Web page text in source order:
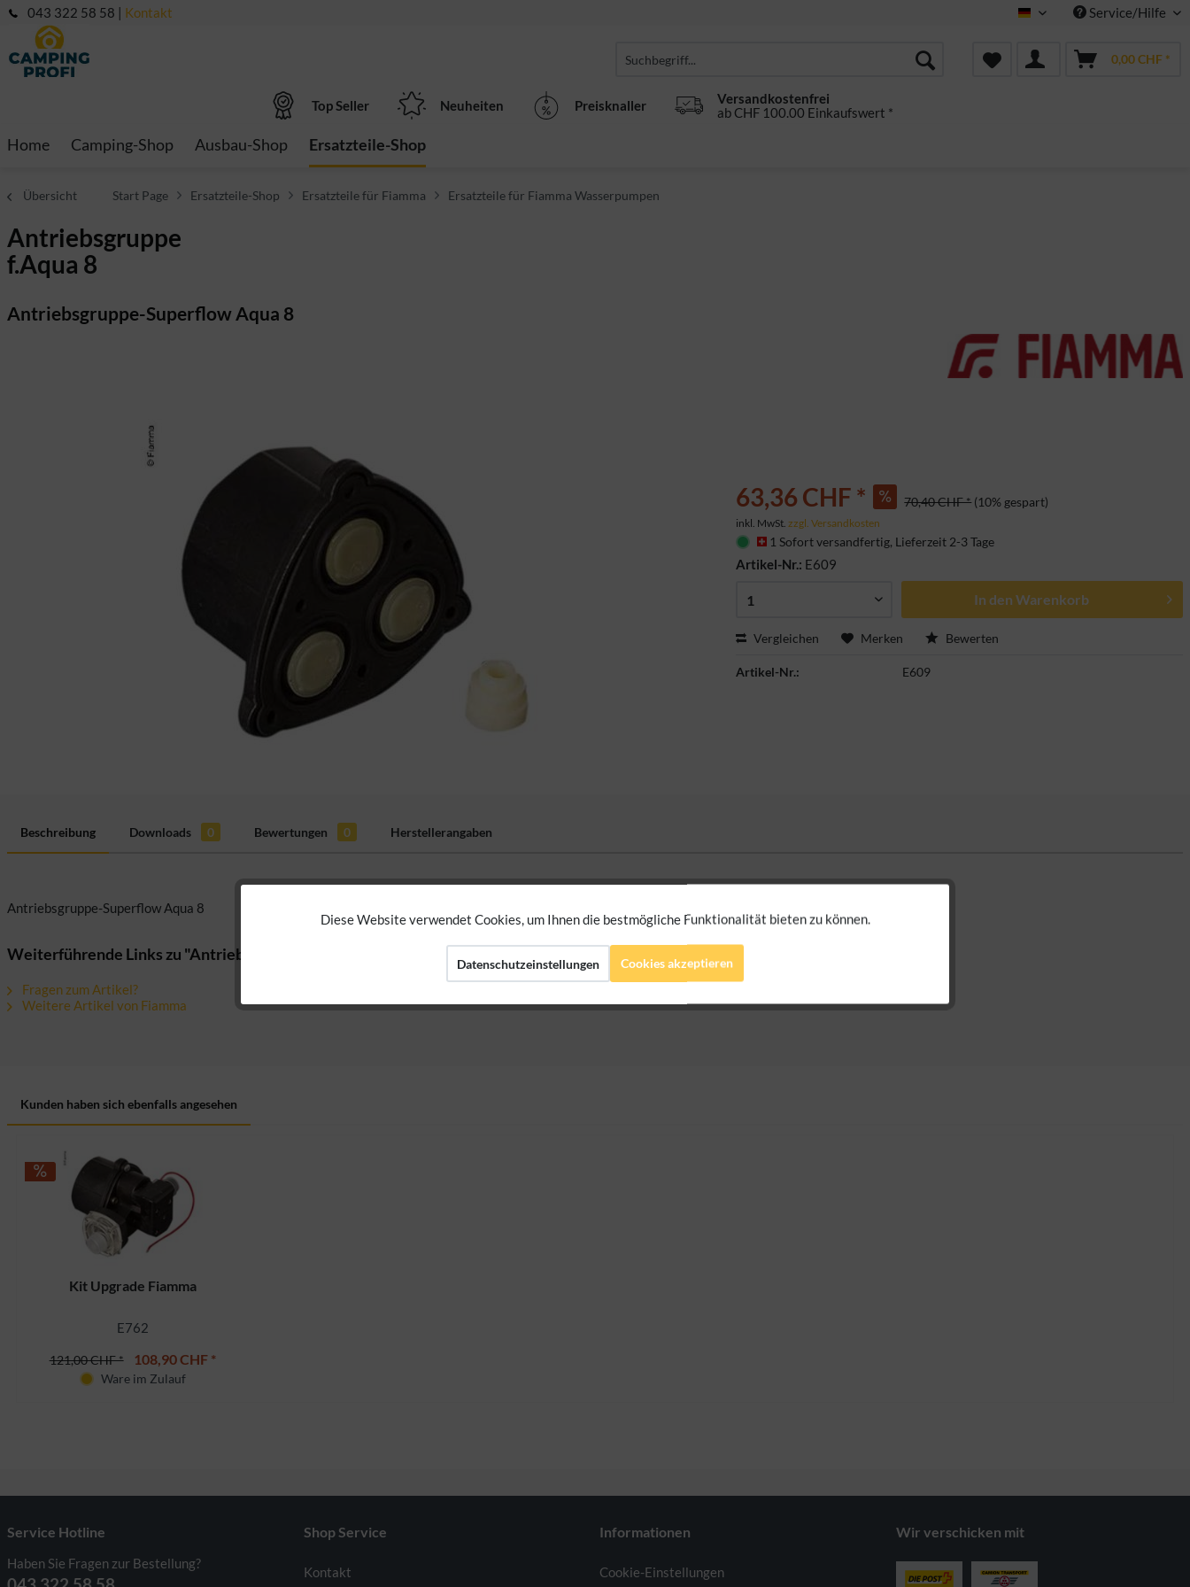
043 322 58 58 | Kontakt Deutsch Service/Hilfe
0,00 CHF *
Top Seller Neuheiten Preisknaller
Versandkostenfrei
ab CHF 100.00 Einkaufswert *
Home Camping-Shop Ausbau-Shop Ersatzteile-Shop
Übersicht Start Page Ersatzteile-Shop Ersatzteile für Fiamma Ersatzteile für Fiamma Wasserpumpen
Antriebsgruppe
f.Aqua 8
Antriebsgruppe-Superflow Aqua 8
63,36 CHF * 70,40 CHF * (10% gespart)
inkl. MwSt.zzgl. Versandkosten
1 Sofort versandfertig, Lieferzeit 2-3 Tage
Artikel-Nr.: E609
In den Warenkorb
Vergleichen Merken Bewerten
Artikel-Nr.: E609
Beschreibung Downloads 0 Bewertungen 0 Herstellerangaben
Antriebsgruppe-Superflow Aqua 8
Weiterführende Links zu "Antriebsgruppe f.Aqua 8"
Fragen zum Artikel?
Weitere Artikel von Fiamma
Kunden haben sich ebenfalls angesehen
Kit Upgrade Fiamma
E762
121,00 CHF * 108,90 CHF *
Ware im Zulauf
Service Hotline
Haben Sie Fragen zur Bestellung?
Shop Service
Kontakt
Informationen
Cookie-Einstellungen
Wir verschicken mit
Funktionale Aktiv
Diese Website verwendet Cookies, um Ihnen die bestmögliche Funktionalität bieten zu können.
Datenschutzeinstellungen Cookies akzeptieren